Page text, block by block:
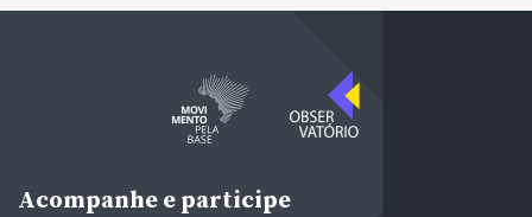
Acompanhe e participe